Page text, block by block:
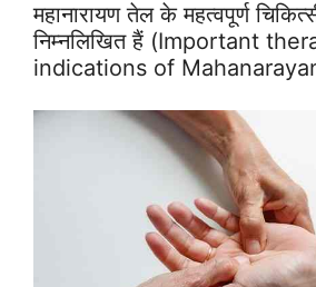
महानारायण तेल के महत्वपूर्ण
निम्नलिखित हैं (Important
indications of